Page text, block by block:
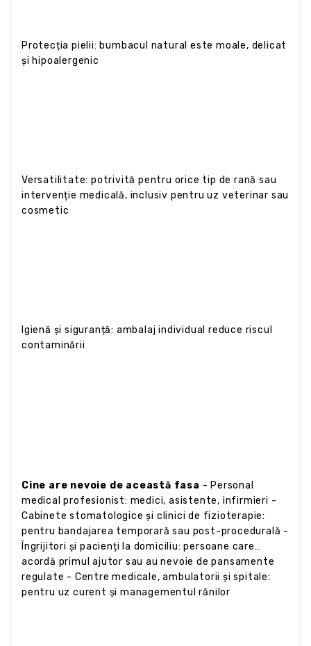
Protecția pielii: bumbacul natural este moale, delicat
și hipoalergenic
Versatilitate: potrivită pentru orice tip de rană sau
intervenție medicală, inclusiv pentru uz veterinar sau
cosmetic
Igienă și siguranță: ambalaj individual reduce riscul
contaminării
Cine are nevoie de această fasa - Personal
medical profesionist: medici, asistente, infirmieri -
Cabinete stomatologice și clinici de fizioterapie:
pentru bandajarea temporară sau post-procedurală -
Îngrijitori și pacienți la domiciliu: persoane care
acordă primul ajutor sau au nevoie de pansamente
regulate - Centre medicale, ambulatorii și spitale:
pentru uz curent și managementul rănilor